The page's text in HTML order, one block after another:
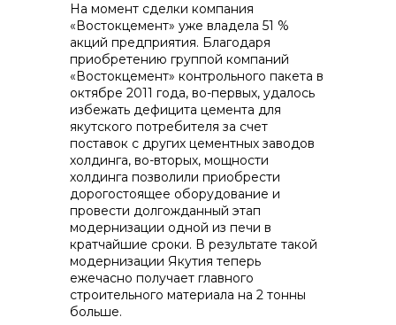
На момент сделки компания
«Востокцемент» уже владела 51 %
акций предприятия. Благодаря
приобретению группой компаний
«Востокцемент» контрольного пакета в
октябре 2011 года, во-первых, удалось
избежать дефицита цемента для
якутского потребителя за счет
поставок с других цементных заводов
холдинга, во-вторых, мощности
холдинга позволили приобрести
дорогостоящее оборудование и
провести долгожданный этап
модернизации одной из печи в
кратчайшие сроки. В результате такой
модернизации Якутия теперь
ежечасно получает главного
строительного материала на 2 тонны
больше.